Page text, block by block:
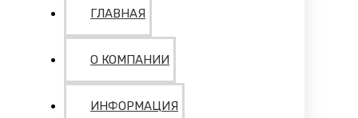
ГЛАВНАЯ
О КОМПАНИИ
ИНФОРМАЦИЯ